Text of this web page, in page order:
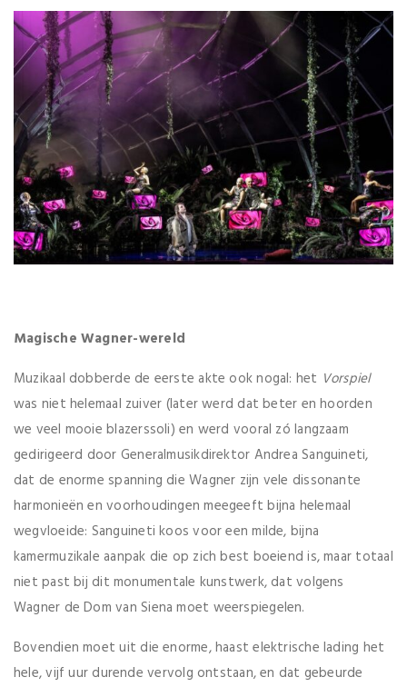
Magische Wagner-wereld
Muzikaal dobberde de eerste akte ook nogal: het Vorspiel
was niet helemaal zuiver (later werd dat beter en hoorden
we veel mooie blazerssoli) en werd vooral zó langzaam
gedirigeerd door Generalmusikdirektor Andrea Sanguineti,
dat de enorme spanning die Wagner zijn vele dissonante
harmonieën en voorhoudingen meegeeft bijna helemaal
wegvloeide: Sanguineti koos voor een milde, bijna
kamermuzikale aanpak die op zich best boeiend is, maar totaal
niet past bij dit monumentale kunstwerk, dat volgens
Wagner de Dom van Siena moet weerspiegelen.
Bovendien moet uit die enorme, haast elektrische lading het
hele, vijf uur durende vervolg ontstaan, en dat gebeurde